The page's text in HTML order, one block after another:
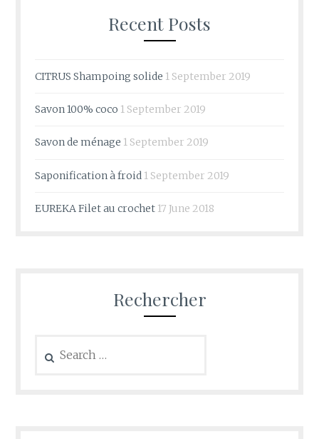
Recent Posts
CITRUS Shampoing solide 1 September 2019
Savon 100% coco 1 September 2019
Savon de ménage 1 September 2019
Saponification à froid 1 September 2019
EUREKA Filet au crochet 17 June 2018
Rechercher
for: